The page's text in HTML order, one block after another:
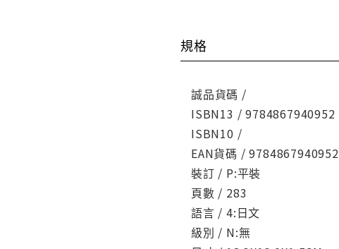
規格
誠品貨碼 /
ISBN13 / 9784867940952
ISBN10 /
EAN貨碼 / 9784867940952
裝訂 / P:平裝
頁數 / 283
語言 / 4:日文
級別 / N:無